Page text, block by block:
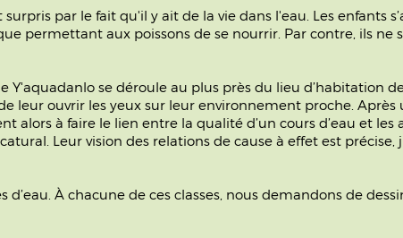
par le fait qu'il y ait de la vie dans l'eau. Les enfants
permettant aux poissons de se nourrir. Par contre, ils ne
se déroule au plus près du lieu d’habitation
leur ouvrir les yeux sur leur environnement proche. Après
alors à faire le lien entre la qualité d’un cours d’eau et
Leur vision des relations de cause à effet est précise,
d’eau. À chacune de ces classes, nous demandons de